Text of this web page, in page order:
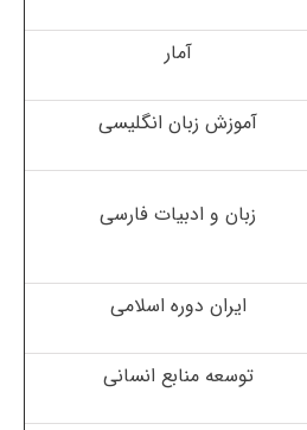
آمار
آموزش زبان انگلیسی
زبان و ادبیات فارسی
ایران دوره اسلامی
توسعه منابع انسانی